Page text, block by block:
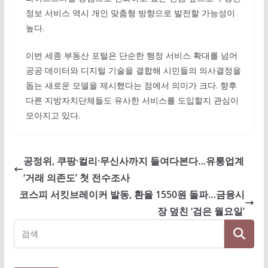
정보 서비스 역시 개인 맞춤형 방향으로 발전할 가능성이
높다.
이번 세종 부동산 포털은 단순한 행정 서비스 확대를 넘어
공공 데이터와 디지털 기술을 결합해 시민들의 의사결정을
돕는 새로운 모델을 제시했다는 점에서 의미가 크다. 향후
다른 지방자치단체들도 유사한 서비스를 도입할지 관심이
모아지고 있다.
공정위, 쿠팡·컬리·무신사까지 들여다본다…유통업계
‘거래 의존도’ 첫 전수조사
코스피 서킷브레이커 발동, 환율 1550원 돌파…금융시
장 덮친 ‘검은 월요일’